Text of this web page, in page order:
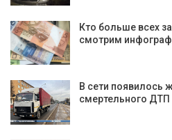
Кто больше всех
смотрим
В сети появилось
смертельного